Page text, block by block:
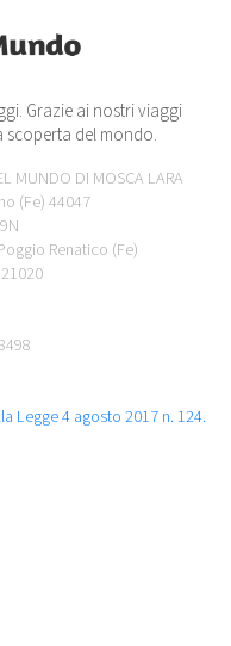
Grazie ai nostri viaggi
del mondo.
MUNDO DI MOSCA LARA
(Fe) 44047
Renatico (Fe)
Legge 4 agosto 2017 n. 124.